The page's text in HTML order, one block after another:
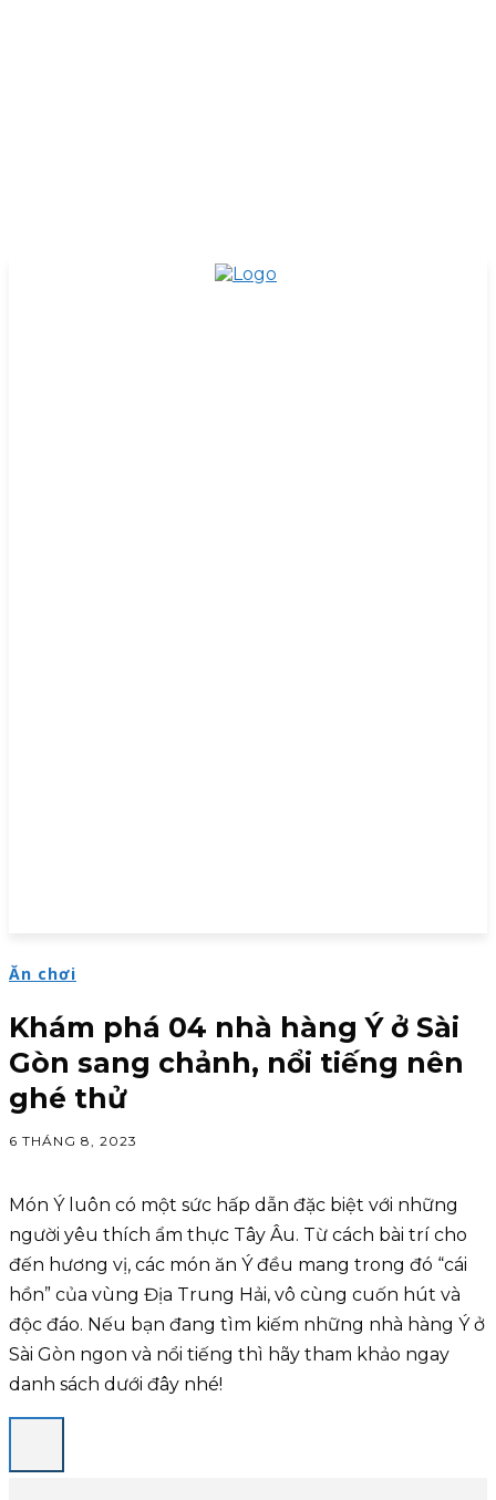
Ăn chơi
Khám phá 04 nhà hàng Ý ở Sài
Gòn sang chảnh, nổi tiếng nên
ghé thử
6 THÁNG 8, 2023
Món Ý luôn có một sức hấp dẫn đặc biệt với những
người yêu thích ẩm thực Tây Âu. Từ cách bài trí cho
đến hương vị, các món ăn Ý đều mang trong đó “cái
hồn” của vùng Địa Trung Hải, vô cùng cuốn hút và
độc đáo. Nếu bạn đang tìm kiếm những nhà hàng Ý ở
Sài Gòn ngon và nổi tiếng thì hãy tham khảo ngay
danh sách dưới đây nhé!